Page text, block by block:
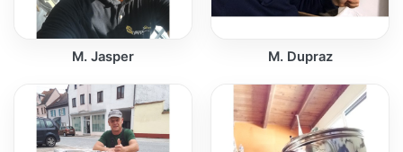
M. Jasper M. Dupraz